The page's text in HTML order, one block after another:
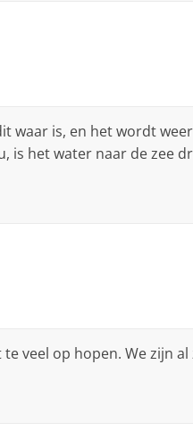
waar is, en het wordt
is het water naar de zee
veel op hopen. We zijn